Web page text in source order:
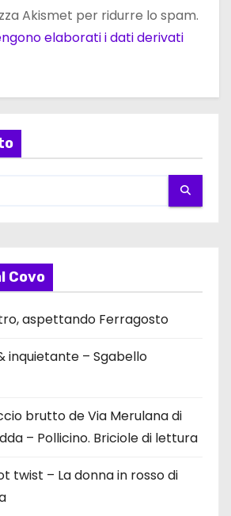
Akismet per ridurre lo spam.
elaborati i dati derivati
Covo
aspettando Ferragosto
inquietante – Sgabello
brutto de Via Merulana di
– Pollicino. Briciole di lettura
twist – La donna in rosso di